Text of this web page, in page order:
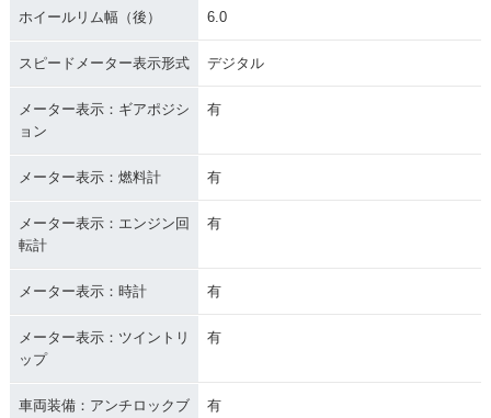
ホイールリム幅（後） 6.0
スピードメーター表示形式 デジタル
メーター表示：ギアポジシ
ョン
有
メーター表示：燃料計 有
メーター表示：エンジン回
転計
有
メーター表示：時計 有
メーター表示：ツイントリ
ップ
有
車両装備：アンチロックブ
有